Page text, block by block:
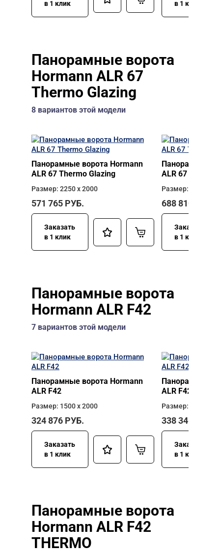
в 1 клик в 1 клик
Панорамные ворота
Hormann ALR 67
Thermo Glazing
8 вариантов этой модели
Панорамные ворота Hormann
ALR 67 Thermo Glazing
Размер: 2250 х 2000
571 765 РУБ.
Заказать
в 1 клик
Панорамные
ALR 67 Thermo
Размер: 2500 х
688 810
Заказать
в 1 клик
Панорамные ворота
Hormann ALR F42
7 вариантов этой модели
Панорамные ворота Hormann
ALR F42
Размер: 1500 х 2000
324 876 РУБ.
Заказать
в 1 клик
Панорамные
ALR F42
Размер: 2500 х
338 346
Заказать
в 1 клик
Панорамные ворота
Hormann ALR F42
THERMO